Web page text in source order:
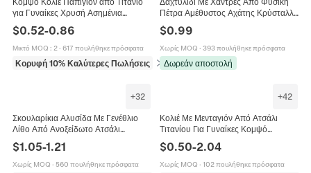
για Γυναίκες Χρυσή Ασημένια
Αλυσίδα με Χάντρες Γλυκό Κομψό
Μενταγιόν Κόσμημα Δαχτυλίδι
$0.52-0.86
Μικτό MOQ : 2· 617 πουλήθηκε πρόσφατα
Κορυφή 10% Καλύτερες Πωλήσεις σε Κολιέ
Πέτρα Αμέθυστος Αχάτης Κρύσταλλο
Ελαστικό Λεπτό Μινιμαλιστικό
Κόσμημα Για Γυναίκες
$0.99
Χωρίς MOQ · 393 πουλήθηκε πρόσφατα
Δωρεάν αποστολή
+32
Σκουλαρίκια Αλυσίδα Με Γενέθλιο
Λίθο Από Ανοξείδωτο Ατσάλι
Κοσμήματα Για Γυναίκες
$1.05-1.21
Χωρίς MOQ · 560 πουλήθηκε πρόσφατα
+42
Κολιέ Με Μενταγιόν Από Ατσάλι
Τιτανίου Για Γυναίκες Κομψό
Μαργαριτάρι Κοσμήματα Αξεσουάρ
Δώρο
$0.50-2.04
Χωρίς MOQ · 102 πουλήθηκε πρόσφατα